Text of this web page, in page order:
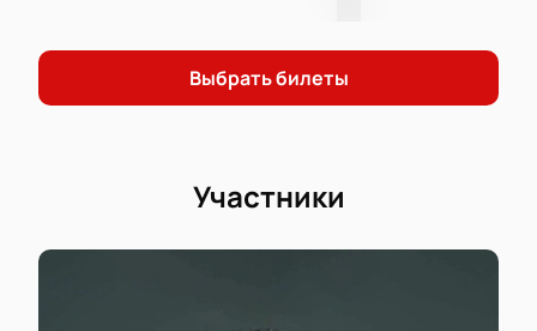
Выбрать билеты
Участники